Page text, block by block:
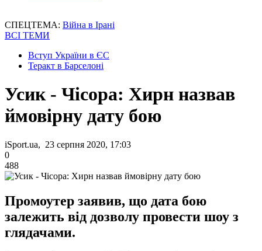
СПЕЦТЕМА: Війна в Ірані
ВСІ ТЕМИ
Вступ України в ЄС
Теракт в Барселоні
Усик - Чісора: Хирн назвав
ймовірну дату бою
iSport.ua, 23 серпня 2020, 17:03
0
488
Промоутер заявив, що дата бою
залежить від дозволу провести шоу з
глядачами.